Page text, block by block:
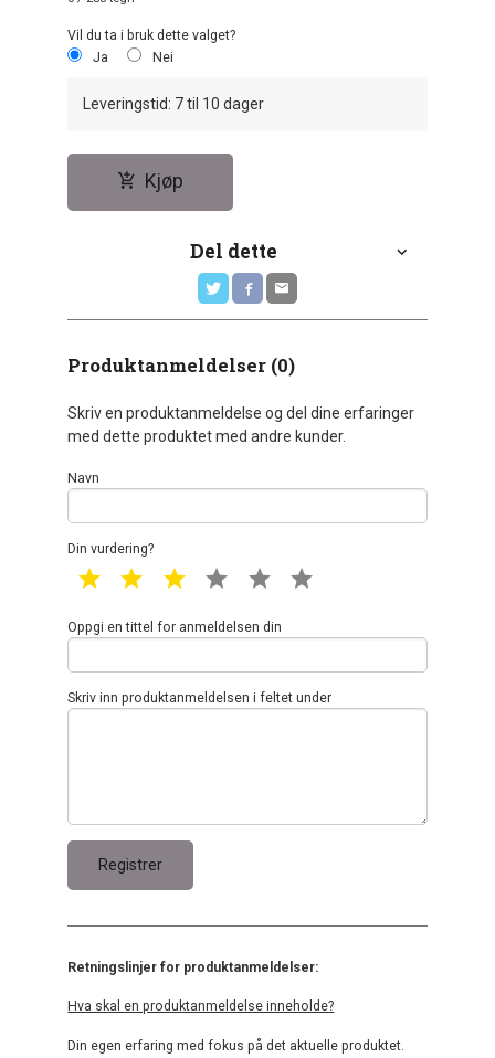
Vil du ta i bruk dette valget?
Ja
Nei
Leveringstid: 7 til 10 dager
Kjøp
Del dette
Produktanmeldelser (0)
Skriv en produktanmeldelse og del dine erfaringer
med dette produktet med andre kunder.
Navn
Din vurdering?
1 star 2 star 3 star 4 star 5 star
Oppgi en tittel for anmeldelsen din
Skriv inn produktanmeldelsen i feltet under
Retningslinjer for produktanmeldelser:
Hva skal en produktanmeldelse inneholde?
Din egen erfaring med fokus på det aktuelle produktet.